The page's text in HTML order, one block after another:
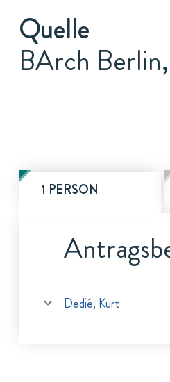
Quelle
BArch
1 PERSON
Dedié, Kurt